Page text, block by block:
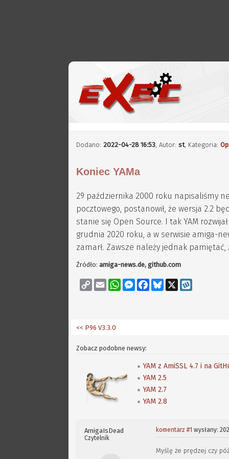
Dodano:2022-04-28 16:53,Autor:st, Kategoria:
Koniec YAMa
29 października 2000 roku napisaliśmy
pocztowego, postanowił, że wersja 2.2
stanie się Open Source. I tak YAM
grudnia 2020 roku, a w serwisie amiga-
zamarł. Zawsze należy jednak pamiętać,
Źródło:amiga-news.de, github.com
Copy
Link
Email WhatsAppMessenger
FacebookBluesky
X
<< P96 V3.3.0
Zobacz podobne newsy:
YAM z AmiSSL 4.7 i na
YAM 2.5
YAM 2.7
YAM 2.8
AmigaIsDead
Czytelnik
komentarz #1 wysłany:
Myślę że prędzej czy